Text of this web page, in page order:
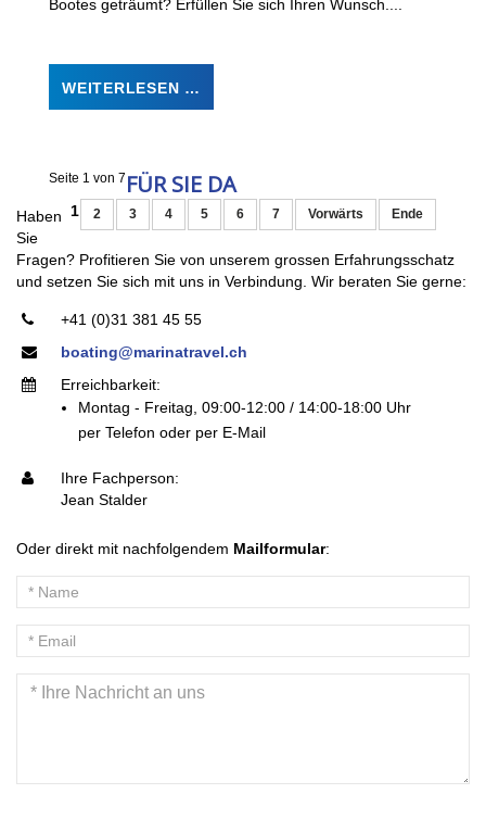
Bootes geträumt? Erfüllen Sie sich Ihren Wunsch....
WEITERLESEN …
Seite 1 von 7
1 2 3 4 5 6 7 Vorwärts Ende
FÜR SIE DA
Haben
Sie
Fragen? Profitieren Sie von unserem grossen Erfahrungsschatz
und setzen Sie sich mit uns in Verbindung. Wir beraten Sie gerne:
+41 (0)31 381 45 55
boating@marinatravel.ch
Erreichbarkeit:
Montag - Freitag, 09:00-12:00 / 14:00-18:00 Uhr
per Telefon oder per E-Mail
Ihre Fachperson:
Jean Stalder
Oder direkt mit nachfolgendem Mailformular: